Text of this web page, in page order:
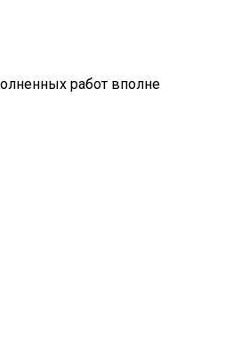
работ вполне